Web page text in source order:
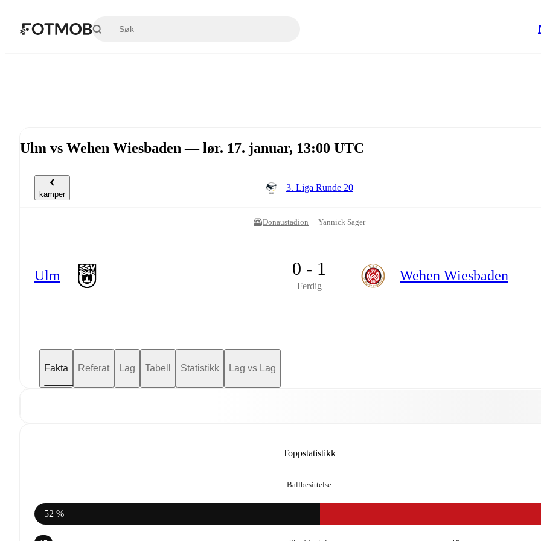
Ulm vs Wehen Wiesbaden — lør. 17. januar, 13:00 UTC
kamper
3. Liga Runde 20
Donaustadion Yannick Sager
Ulm 0 - 1
Ferdig
Wehen Wiesbaden
Fakta Referat Lag Tabell Statistikk Lag vs Lag
Toppstatistikk
Ballbesittelse
52 %